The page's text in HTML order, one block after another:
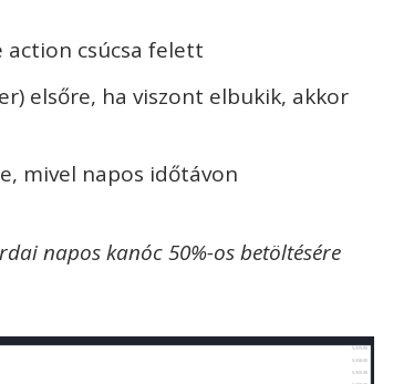
csúcsa felett
elsőre, ha viszont elbukik, akkor
mivel napos időtávon
napos kanóc 50%-os betöltésére